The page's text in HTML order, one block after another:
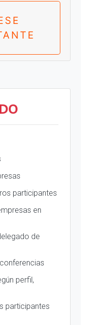
participantes
en
de
perfil,
participantes